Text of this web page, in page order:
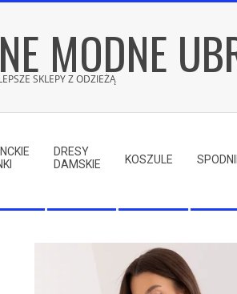
MODNE
SKLEPY Z ODZIEŻĄ
DRESY
DAMSKIE
KOSZULE